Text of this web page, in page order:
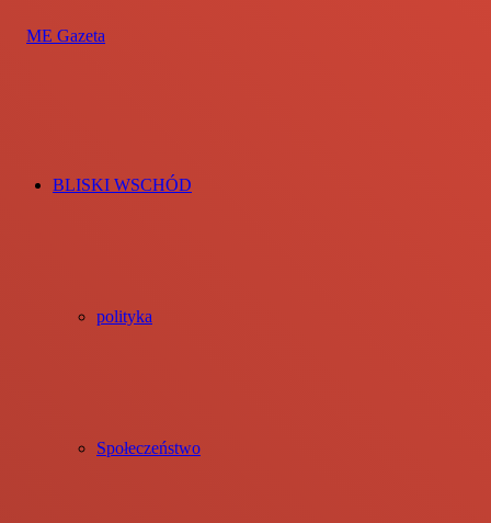
BLISKI WSCHÓD
polityka
Społeczeństwo